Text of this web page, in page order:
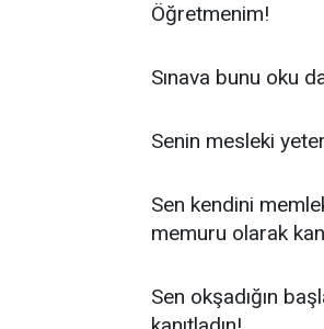
Öğretmenim!
Sınava bunu oku
Senin mesleki
Sen kendini
memuru olarak
Sen okşadığın